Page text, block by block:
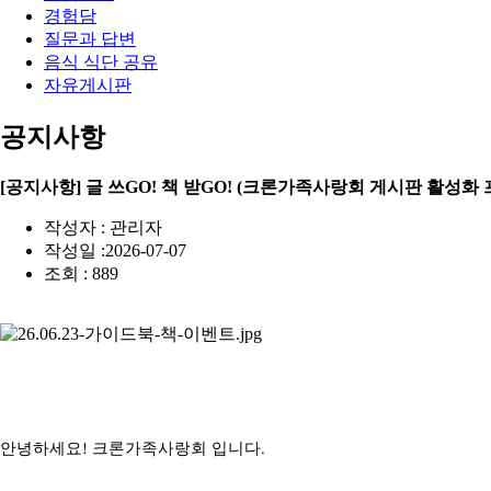
경험담
질문과 답변
음식 식단 공유
자유게시판
공지사항
[공지사항] 글 쓰GO! 책 받GO! (크론가족사랑회 게시판 활성화
작성자 : 관리자
작성일 :2026-07-07
조회 : 889
안녕하세요! 크론가족사랑회 입니다.